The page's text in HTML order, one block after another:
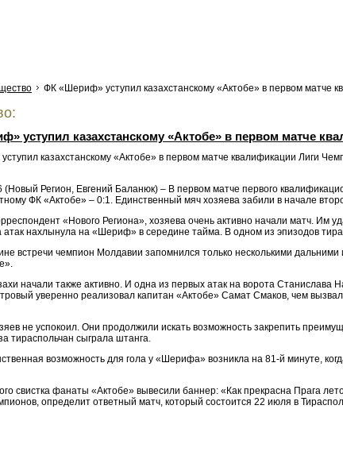
ФК «Шериф» уступил казахстанскому «Актобе» в первом матче
уступил казахстанскому «Актобе» в первом матче
Регион, Евгений Баланюк) – В первом матче первого
ФК «Актобе» – 0:1. Единственный мяч хозяева забили в начале
«Нового Региона», хозяева очень активно начали матч. Им
нахлынула на «Шериф» в середине тайма. В одном из эпизодов
встречи чемпион Молдавии запомнился только несколькими
начали также активно. И одна из первых атак на ворота
уверенно реализовал капитан «Актобе» Самат Смаков, чем
не успокоил. Они продолжили искать возможность закрепить
тираспольчан сыграла штанга.
возможность для гола у «Шерифа» возникла на 81-й минуте,
свистка фанаты «Актобе» вывесили баннер: «Как прекрасна Прага
определит ответный матч, который состоится 22 июля в